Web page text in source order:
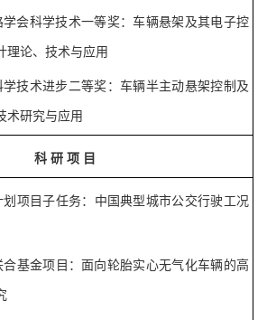
会科学技术一等奖：车辆悬架及其电子控
理论、技术与应用
技术进步二等奖：车辆半主动悬架控制及
术研究与应用
科 研 项 目
划项目子任务： 中国典型城市公交行驶工况
合基金项目：面向轮胎实心无气化车辆的高